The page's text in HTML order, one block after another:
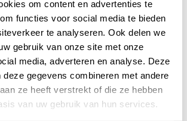
om content en advertenties te
functies voor social media te bieden
te analyseren. Ook delen we
gebruik van onze site met onze
media, adverteren en analyse. Deze
deze gegevens combineren met andere
ze heeft verstrekt of die ze hebben
van uw gebruik van hun services.
Big
(0)
Zadel Wittkop Kelvin
Accu
Op voorraad
45,95